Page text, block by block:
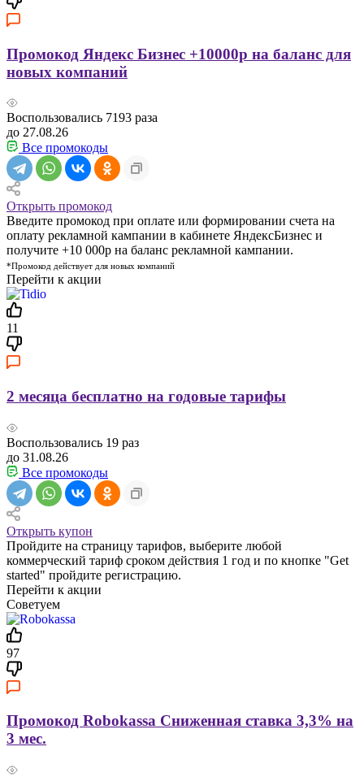
Промокод Яндекс Бизнес +10000р на баланс для
новых компаний
Воспользовались 7193 раза
до 27.08.26
Все промокоды
Открыть промокод
Введите промокод при оплате или формировании счета на
оплату рекламной кампании в кабинете ЯндексБизнес и
получите +10 000р на баланс рекламной кампании.
*Промокод действует для новых компаний
Перейти к акции
11
2 месяца бесплатно на годовые тарифы
Воспользовались 19 раз
до 31.08.26
Все промокоды
Открыть купон
Пройдите на страницу тарифов, выберите любой
коммерческий тариф сроком действия 1 год и по кнопке "Get
started" пройдите регистрацию.
Перейти к акции
Советуем
97
Промокод Robokassa Сниженная ставка 3,3% на
3 мес.